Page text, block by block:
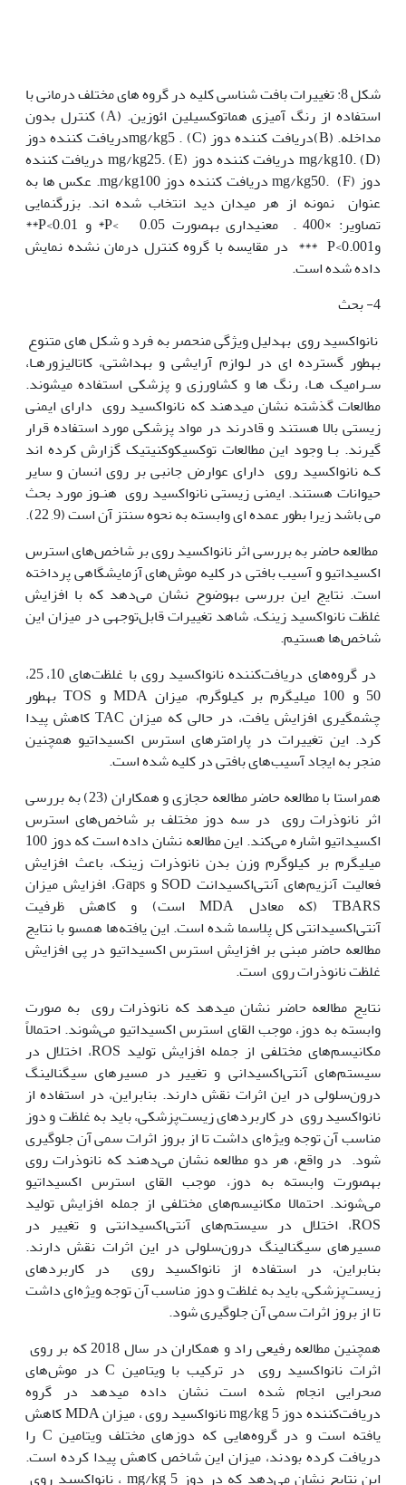
شکل 8: تغییرات بافت شناسی کلیه در گروه های مختلف درمانی با
استفاده از رنگ آمیزی هماتوکسیلین ائوزین. (A) کنترل بدون
مداخله. (B)دریافت کننده دوز mg/kg5 . (C)دریافت کننده دوز
mg/kg10. (D) دریافت کننده دوز mg/kg25. (E) دریافت کننده
دوز mg/kg50. (F) دریافت کننده دوز mg/kg100. عکس ها به
عنوان نمونه از هر میدان دید انتخاب شده اند. بزرگنمایی
تصاویر: ×400 . معنی‫داری به‫صورت 0.05 >P* و 0.01>P**
و0.001>P *** در مقایسه با گروه کنترل درمان نشده نمایش
داده شده است.
4- بحث
نانواکسید روی به‫دلیل ویژگی منحصر به فرد و شکل های متنوع
به‫طور گسترده ای در لـوازم آرایشی و بهداشتی، کاتالیزورهـا،
سـرامیک هـا، رنگ ها و کشاورزی و پزشکی استفاده می‫شوند.
مطالعات گذشته نشان می‫دهند که نانواکسید روی دارای ایمنی
زیستی بالا هستند و قادرند در مواد پزشکی مورد استفاده قرار
گیرند. بـا وجود این مطالعات توکسیکوکنیتیک گزارش کرده اند
کـه نانواکسید روی دارای عوارض جانبی بر روی انسان و سایر
حیوانات هستند. ایمنی زیستی نانواکسید روی هنـوز مورد بحث
می باشد زیرا بطور عمده ای وابسته به نحوه سنتز آن است (9, 22).
مطالعه حاضر به بررسی اثر نانواکسید روی بر شاخص‌های استرس
اکسیداتیو و آسیب بافتی در کلیه موش‌های آزمایشگاهی پرداخته
است. نتایج این بررسی به‫وضوح نشان می‌دهد که با افزایش
غلظت نانواکسید زینک، شاهد تغییرات قابل‌توجهی در میزان این
شاخص‌ها هستیم.
در گروه‌های دریافت‌کننده نانواکسید روی با غلظت‌های 10، 25،
50 و 100 میلی‫گرم بر کیلوگرم، میزان MDA و TOS به‫طور
چشم‫گیری افزایش یافت، در حالی که میزان TAC کاهش پیدا
کرد. این تغییرات در پارامترهای استرس اکسیداتیو همچنین
منجر به ایجاد آسیب‌های بافتی در کلیه شده است.
هم‫راستا با مطالعه حاضر مطالعه حجازی و همکاران (23) به بررسی
اثر نانوذرات روی در سه دوز مختلف بر شاخص‌های استرس
اکسیداتیو اشاره می‌کند. این مطالعه نشان داده است که دوز 100
میلی‫گرم بر کیلوگرم وزن بدن نانوذرات زینک، باعث افزایش
فعالیت آنزیم‌های آنتی‌اکسیدانت SOD و Gaps، افزایش میزان
TBARS (که معادل MDA است) و کاهش ظرفیت
آنتی‌اکسیدانتی کل پلاسما شده است. این یافته‌ها هم‫سو با نتایج
مطالعه حاضر مبنی بر افزایش استرس اکسیداتیو در پی افزایش
غلظت نانوذرات روی است.
نتایج مطالعه حاضر نشان میدهد که نانوذرات روی به صورت
وابسته به دوز، موجب القای استرس اکسیداتیو می‌شوند. احتمالاً
مکانیسم‌های مختلفی از جمله افزایش تولید ROS، اختلال در
سیستم‌های آنتی‌اکسیدانی و تغییر در مسیرهای سیگنالینگ
درون‌سلولی در این اثرات نقش دارند. بنابراین، در استفاده از
نانواکسید روی در کاربردهای زیست‌پزشکی، باید به غلظت و دوز
مناسب آن توجه ویژه‌ای داشت تا از بروز اثرات سمی آن جلوگیری
شود. در واقع، هر دو مطالعه نشان می‌دهند که نانوذرات روی
به‫صورت وابسته به دوز، موجب القای استرس اکسیداتیو
می‌شوند. احتمالا مکانیسم‌های مختلفی از جمله افزایش تولید
ROS، اختلال در سیستم‌های آنتی‌اکسیدانتی و تغییر در
مسیرهای سیگنالینگ درون‌سلولی در این اثرات نقش دارند.
بنابراین، در استفاده از نانواکسید روی در کاربردهای
زیست‌پزشکی، باید به غلظت و دوز مناسب آن توجه ویژه‌ای داشت
تا از بروز اثرات سمی آن جلوگیری شود.
همچنین مطالعه رفیعی راد و همکاران در سال 2018 که بر روی
اثرات نانواکسید روی در ترکیب با ویتامین C در موش‌های
صحرایی انجام شده است نشان داده میدهد در گروه
دریافت‌کننده دوز mg/kg 5 نانواکسید روی ، میزان MDA کاهش
یافته است و در گروه‌هایی که دوزهای مختلف ویتامین C را
دریافت کرده بودند، میزان این شاخص کاهش پیدا کرده است.
این نتایج نشان می‌دهد که در دوز mg/kg 5 ، نانواکسید روی